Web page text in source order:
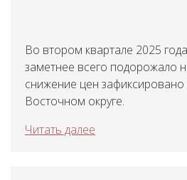
Во втором квартале 2025
заметнее всего подорожало
снижение цен
Восточном округе.
Читать далее